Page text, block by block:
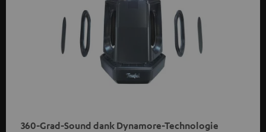
360-Grad-Sound dank Dynamore-Technologie